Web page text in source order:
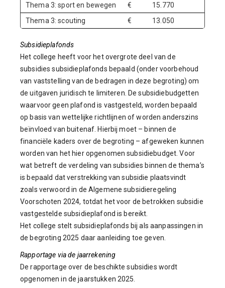
Thema 3: sport en bewegen
€ 15.770
Thema 3: scouting
€ 13.050
Subsidieplafonds
Het college heeft voor het overgrote deel van de
subsidies subsidieplafonds bepaald (onder voorbehoud
van vaststelling van de bedragen in deze begroting) om
de uitgaven juridisch te limiteren. De subsidiebudgetten
waarvoor geen plafond is vastgesteld, worden bepaald
op basis van wettelijke richtlijnen of worden anderszins
beïnvloed van buitenaf. Hierbij moet – binnen de
financiële kaders over de begroting – afgeweken kunnen
worden van het hier opgenomen subsidiebudget. Voor
wat betreft de verdeling van subsidies binnen de thema’s
is bepaald dat verstrekking van subsidie plaatsvindt
zoals verwoord in de Algemene subsidieregeling
Voorschoten 2024, totdat het voor de betrokken subsidie
vastgestelde subsidieplafond is bereikt.
Het college stelt subsidieplafonds bij als aanpassingen in
de begroting 2025 daar aanleiding toe geven.
Rapportage via de jaarrekening
De rapportage over de beschikte subsidies wordt
opgenomen in de jaarstukken 2025.